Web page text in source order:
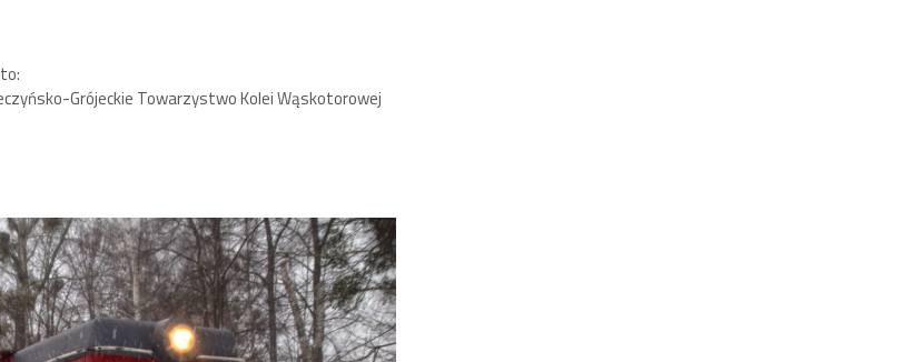
Grójeckie Towarzystwo Kolei Wąskotorowej